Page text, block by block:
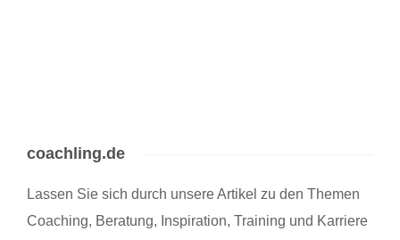
coachling.de
Lassen Sie sich durch unsere Artikel zu den Themen
Coaching, Beratung, Inspiration, Training und Karriere